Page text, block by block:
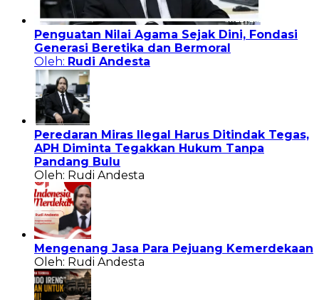
Penguatan Nilai Agama Sejak Dini, Fondasi
Generasi Beretika dan Bermoral
Oleh: Rudi Andesta
Peredaran Miras Ilegal Harus Ditindak Tegas,
APH Diminta Tegakkan Hukum Tanpa
Pandang Bulu
Oleh: Rudi Andesta
Mengenang Jasa Para Pejuang Kemerdekaan
Oleh: Rudi Andesta